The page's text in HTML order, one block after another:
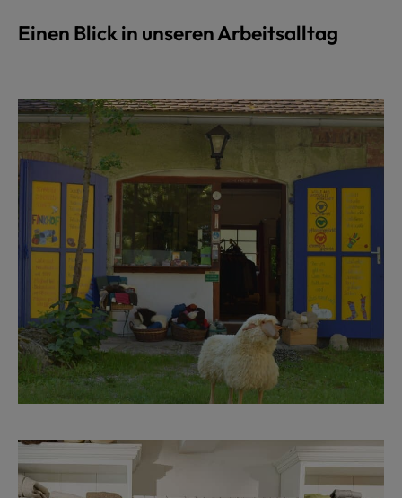
Einen Blick in unseren Arbeitsalltag